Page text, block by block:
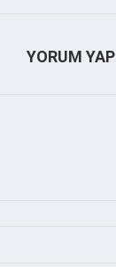
YORUM YAP